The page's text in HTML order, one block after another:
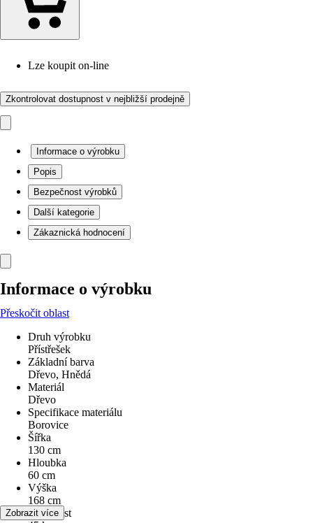
Lze koupit on-line
Zkontrolovat dostupnost v nejbližší prodejně
Informace o výrobku
Popis
Bezpečnost výrobků
Další kategorie
Zákaznická hodnocení
Informace o výrobku
Přeskočit oblast
Druh výrobku
Přístřešek
Základní barva
Dřevo, Hnědá
Materiál
Dřevo
Specifikace materiálu
Borovice
Šířka
130 cm
Hloubka
60 cm
Výška
168 cm
Hmotnost
Zobrazit více